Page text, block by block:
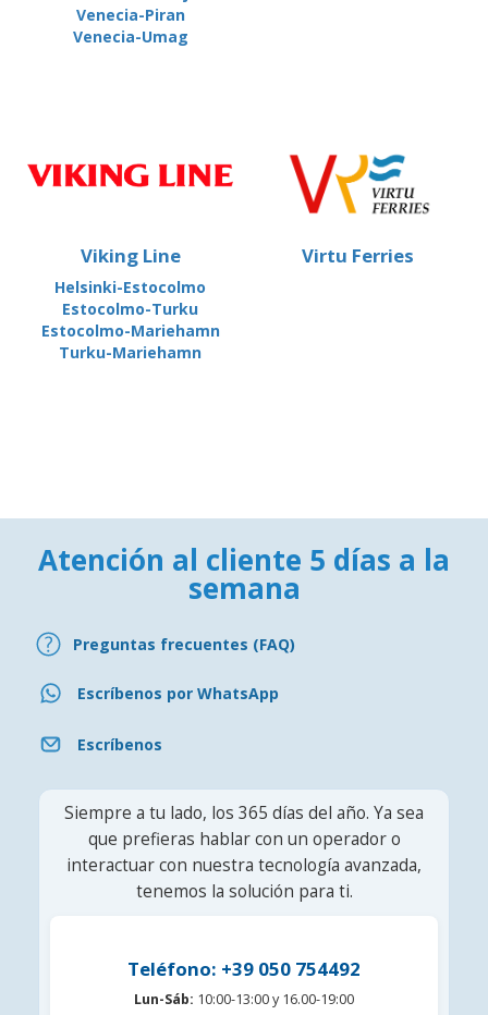
Venecia-Piran
Venecia-Umag
Viking Line
Helsinki-Estocolmo
Estocolmo-Turku
Estocolmo-Mariehamn
Turku-Mariehamn
Virtu Ferries
Atención al cliente 5 días a la
semana
Preguntas frecuentes (FAQ)
Escríbenos por WhatsApp
Escríbenos
Siempre a tu lado, los 365 días del año. Ya sea
que prefieras hablar con un operador o
interactuar con nuestra tecnología avanzada,
tenemos la solución para ti.
Teléfono: +39 050 754492
Lun-Sáb: 10:00-13:00 y 16.00-19:00